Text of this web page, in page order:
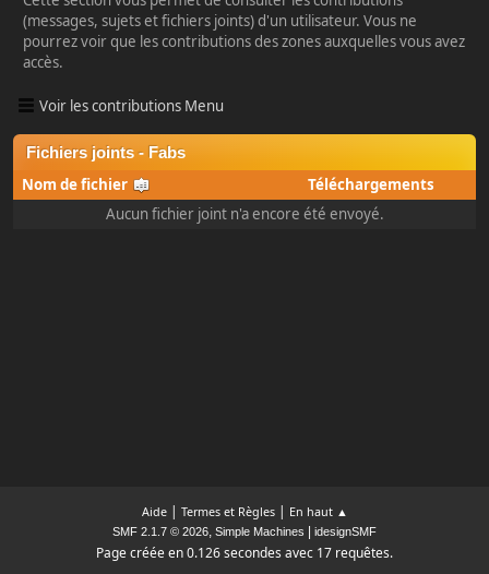
(messages, sujets et fichiers joints) d'un utilisateur. Vous ne
pourrez voir que les contributions des zones auxquelles vous avez
accès.
Voir les contributions Menu
Fichiers joints - Fabs
Nom de fichier
Téléchargements
Aucun fichier joint n'a encore été envoyé.
Aide| Termes et Règles| En haut ▲
SMF 2.1.7 © 2026, Simple Machines idesignSMF
Page créée en 0.126 secondes avec 17 requêtes.